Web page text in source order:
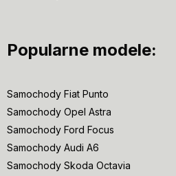
Popularne modele:
Samochody Fiat Punto
Samochody Opel Astra
Samochody Ford Focus
Samochody Audi A6
Samochody Skoda Octavia